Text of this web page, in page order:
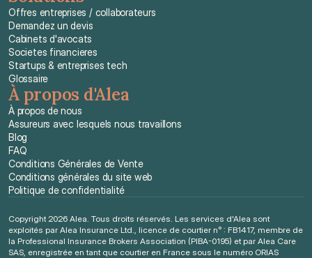
Offres entreprises / collaborateurs
Demandez un devis
Cabinets d'avocats
Societes financieres
Startups & entreprises tech
Glossaire
À propos d'Alea
À propos de nous
Assureurs avec lesquels nous travaillons
Blog
FAQ
Conditions Générales de Vente
Conditions générales du site web
Politique de confidentialité
Copyright 2026 Alea. Tous droits réservés. Les services d'Alea sont
exploités par Alea Insurance Ltd., licence de courtier n° : FB1417, membre de
la Professional Insurance Brokers Association (PIBA-0195) et par Alea Care
SAS, enregistrée en tant que courtier en France sous le numéro ORIAS